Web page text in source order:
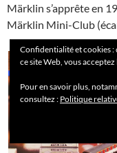
Märklin s’apprête en
Märklin Mini-Club
Confidentialité et cookies :
ce site Web, vous
Pour en savoir plus,
consultez : Politique